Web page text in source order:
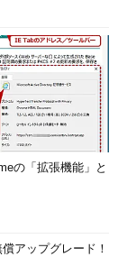
の「拡張機能」と
アップグレード！